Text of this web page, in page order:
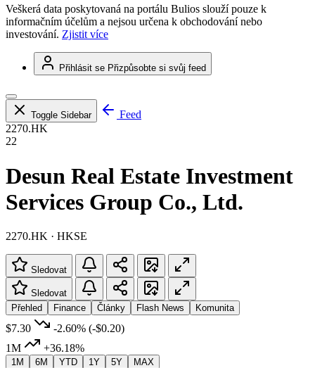
Veškerá data poskytovaná na portálu Bulios slouží pouze k
informačním účelům a nejsou určena k obchodování nebo
investování. Zjistit více
Přihlásit se Přizpůsobte si svůj feed
Toggle Sidebar
Feed
2270.HK
22
Desun Real Estate Investment
Services Group Co., Ltd.
2270.HK · HKSE
Sledovat
Sledovat
Přehled
Finance Články Flash News Komunita
$7.30 -2.60% (-$0.20)
1M
+36.18%
1M 6M YTD 1Y 5Y MAX